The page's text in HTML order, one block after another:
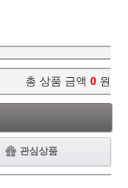
총 상품 금액 0 원
관심상품